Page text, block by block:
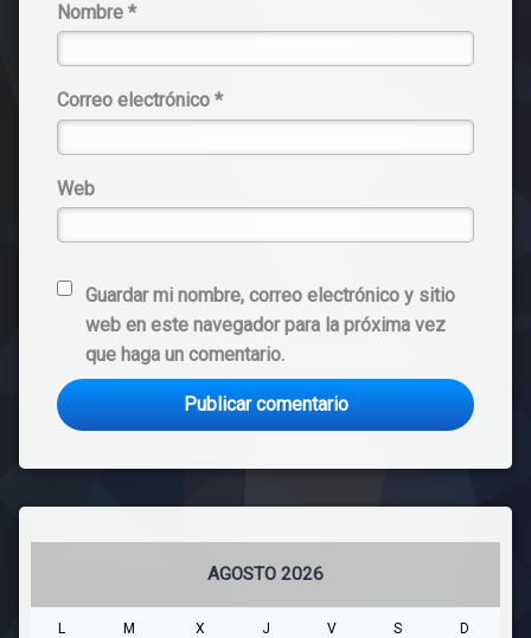
Nombre *
Correo electrónico *
Web
Guardar mi nombre, correo electrónico y sitio
web en este navegador para la próxima vez
que haga un comentario.
AGOSTO 2026
L M X J V S D